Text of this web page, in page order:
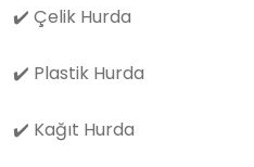
✔️ Çelik Hurda
✔️ Plastik Hurda
✔️ Kağıt Hurda